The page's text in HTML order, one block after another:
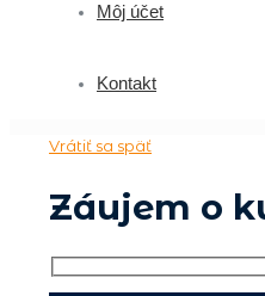
Môj účet
Kontakt
Vrátiť sa späť
Záujem o